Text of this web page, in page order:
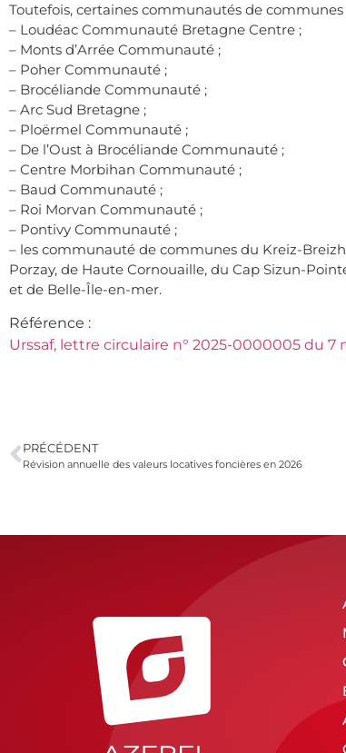
Toutefois, certaines communautés de
– Loudéac Communauté Bretagne Centre ;
– Monts d’Arrée Communauté ;
– Poher Communauté ;
– Brocéliande Communauté ;
– Arc Sud Bretagne ;
– Ploërmel Communauté ;
– De l’Oust à Brocéliande Communauté ;
– Centre Morbihan Communauté ;
– Baud Communauté ;
– Roi Morvan Communauté ;
– Pontivy Communauté ;
– les communauté de communes du Kreiz-
Porzay, de Haute Cornouaille, du Cap Sizun-
et de Belle-Île-en-mer.
Référence :
Urssaf, lettre circulaire n° 2025-0000005 du 7
PRÉCÉDENT
Révision annuelle des valeurs locatives foncières en 2026